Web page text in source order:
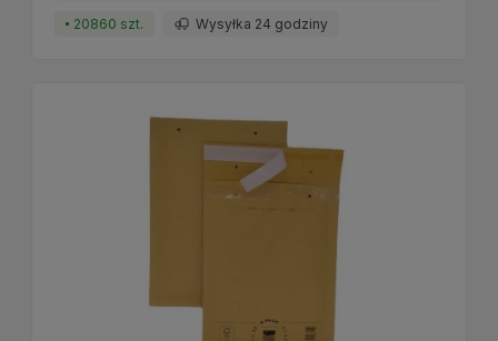
20860 szt. Wysyłka 24 godziny